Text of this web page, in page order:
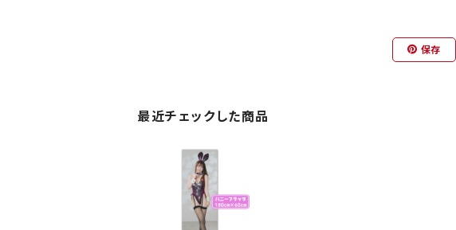
保存
最近チェックした商品